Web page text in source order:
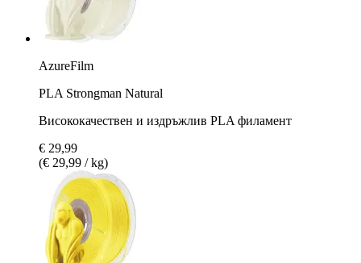
AzureFilm
PLA Strongman Natural
Висококачествен и издръжлив PLA филамент
€ 29,99
(€ 29,99 / kg)